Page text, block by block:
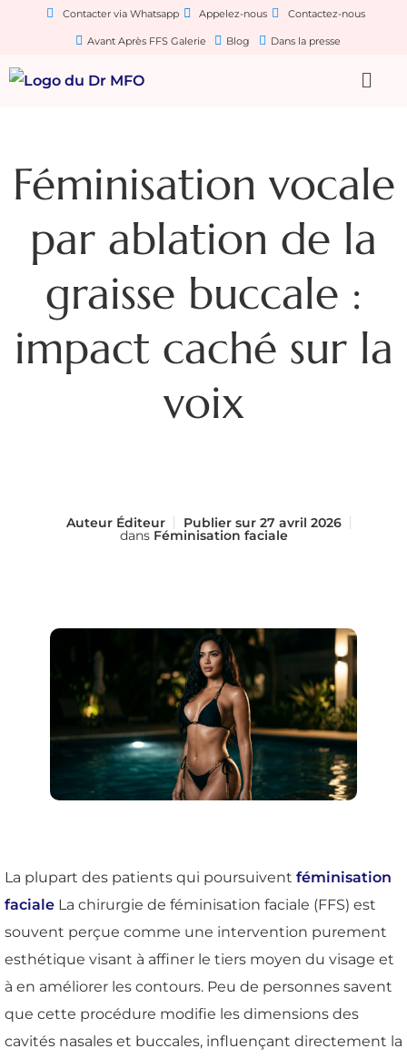
Contacter via Whatsapp Appelez-nous Contactez-nous
Avant Après FFS Galerie Blog Dans la presse
Féminisation vocale
par ablation de la
graisse buccale :
impact caché sur la
voix
AuteurÉditeur Publier sur27 avril 2026
dans Féminisation faciale
La plupart des patients qui poursuivent féminisation
faciale La chirurgie de féminisation faciale (FFS) est
souvent perçue comme une intervention purement
esthétique visant à affiner le tiers moyen du visage et
à en améliorer les contours. Peu de personnes savent
que cette procédure modifie les dimensions des
cavités nasales et buccales, influençant directement la